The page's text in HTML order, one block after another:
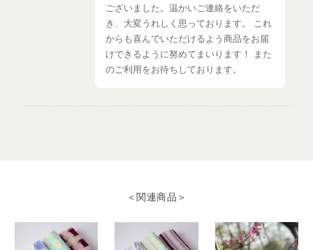
ございました。温かいご連絡をいただ
き、大変うれしく思っております。 これ
からも喜んでいただけるよう商品をお届
けできるように努めてまいります！ また
のご利用をお待ちしております。
プレゼント用に購入させていただきました。 早速、手配していた
＜関連商品＞